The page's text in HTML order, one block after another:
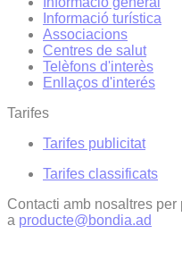
Informació turística
Associacions
Centres de salut
Telèfons d'interès
Enllaços d'interés
Tarifes
Tarifes publicitat
Tarifes classificats
Contacti amb nosaltres
a producte@bondia.ad